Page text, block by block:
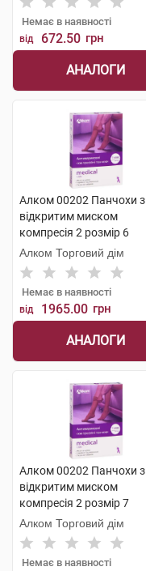
Немає в наявності
від 672.50 грн
АНАЛОГИ
Алком 00202 Панчохи з
відкритим миском
компресія 2 розмір 6
бежевий 1 пара
Алком Торговий дім
Немає в наявності
від 1965.00 грн
АНАЛОГИ
Алком 00202 Панчохи з
відкритим миском
компресія 2 розмір 7
бежевий 1 пара
Алком Торговий дім
Немає в наявності